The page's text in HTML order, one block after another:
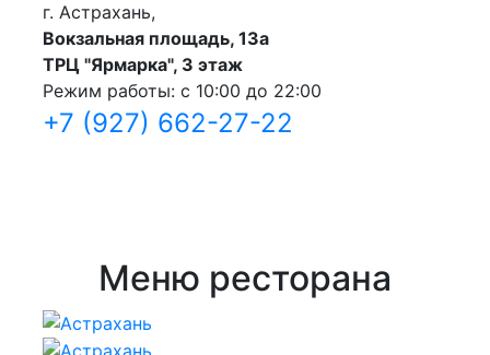
г. Астрахань,
Вокзальная площадь, 13а
ТРЦ "Ярмарка", 3 этаж
Режим работы: с 10:00 до 22:00
+7 (927) 662-27-22
Меню ресторана